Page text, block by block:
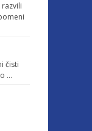
čisti
…